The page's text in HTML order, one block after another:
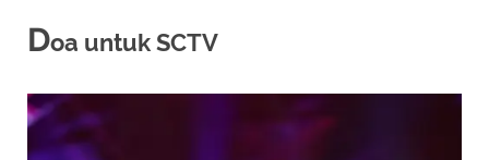
Doa untuk SCTV